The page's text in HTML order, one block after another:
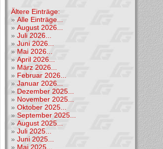
Ältere Einträge:
» Alle Einträge...
» August 2026...
» Juli 2026...
» Juni 2026...
» Mai 2026...
» April 2026...
» März 2026...
» Februar 2026...
» Januar 2026...
» Dezember 2025...
» November 2025...
» Oktober 2025...
» September 2025...
» August 2025...
» Juli 2025...
» Juni 2025...
» Mai 2025...